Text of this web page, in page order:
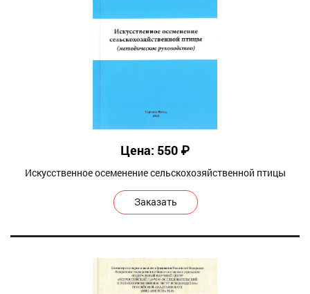
Цена: 550 ₽
Искусственное осеменение сельскохозяйственной птицы
Заказать